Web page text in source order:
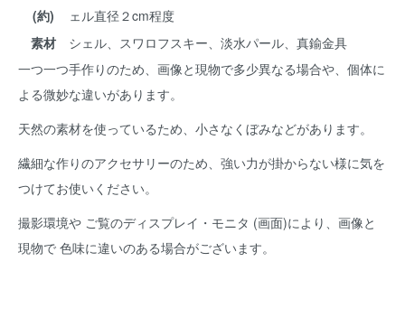
(約)
ェル直径２cm程度
素材
シェル、スワロフスキー、淡水パール、真鍮金具
一つ一つ手作りのため、画像と現物で多少異なる場合や、個体に
よる微妙な違いがあります。
天然の素材を使っているため、小さなくぼみなどがあります。
繊細な作りのアクセサリーのため、強い力が掛からない様に気を
つけてお使いください。
撮影環境や ご覧のディスプレイ・モニタ (画面)により、画像と
現物で 色味に違いのある場合がございます。